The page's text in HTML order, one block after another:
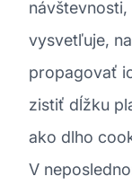
vysvetľuje,
propagovať
zistiť dĺžku
ako dlho
V